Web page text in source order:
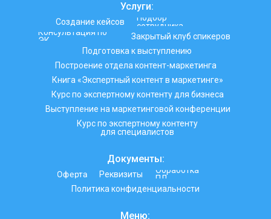
Книга «Экспертный контент в маркетинге»
Построение отдела контент-маркетинга
Курс по экспертному контенту для бизнеса
Курс по экспертному контенту
для специалистов
Выступление на маркетинговой конференции
Создание кейсов
Подбор
сотрудника
Консультация по
ЭК
Закрытый клуб спикеров
Подготовка к выступлению
Услуги:
Меню:
Оферта Реквизиты
Обработка
ПД
Политика конфиденциальности
Документы: